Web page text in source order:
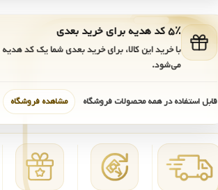
۵٪ کد هدیه برای خرید بعدی
با خرید این کالا، برای خرید بعدی شما یک کد هدیه
می‌شود.
قابل استفاده در همه محصولات فروشگاه مشاهده فروشگاه